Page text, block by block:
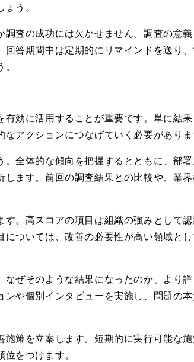
う。
査の成功には欠かせません。調査の意
回答期間中は定期的にリマインドを送り
効に活用することが重要です。単に結
アクションにつなげていく必要がありま
。全体的な傾向を把握するとともに、部
ます。前回の調査結果との比較や、業
す。高スコアの項目は組織の強みとして
ついては、改善の必要性が高い領域と
ぜそのような結果になったのか、より詳
や個別インタビューを実施し、問題の
策を立案します。短期的に実行可能な
をつけます。